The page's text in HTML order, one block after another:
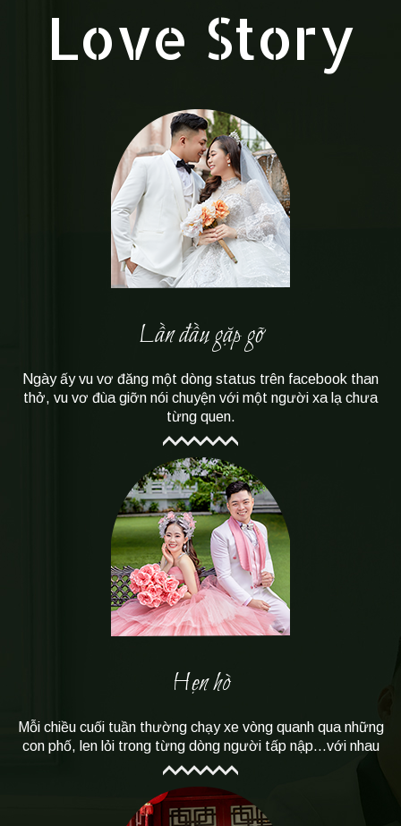
Love Story
Lần đầu gặp gỡ
Ngày ấy vu vơ đăng một dòng status trên facebook than
thở, vu vơ đùa giỡn nói chuyện với một người xa lạ chưa
từng quen.
Hẹn hò
Mỗi chiều cuối tuần thường chạy xe vòng quanh qua những
con phố, len lỏi trong từng dòng người tấp nập...với nhau